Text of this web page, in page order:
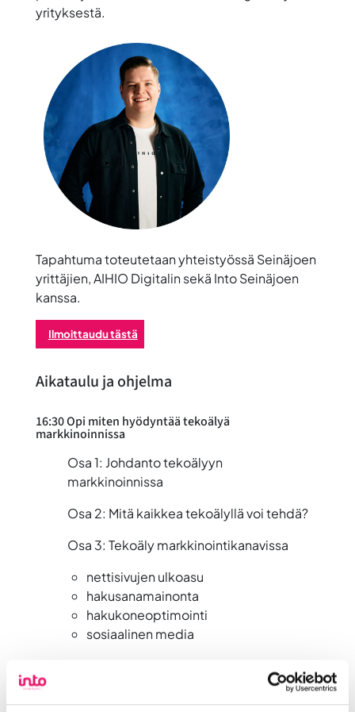
yrityksestä.
Tapahtuma toteutetaan yhteistyössä Seinäjoen
yrittäjien, AIHIO Digitalin sekä Into Seinäjoen
kanssa.
Ilmoittaudu tästä
Aikataulu ja ohjelma
16:30 Opi miten hyödyntää tekoälyä
markkinoinnissa
Osa 1: Johdanto tekoälyyn
markkinoinnissa
Osa 2: Mitä kaikkea tekoälyllä voi tehdä?
Osa 3: Tekoäly markkinointikanavissa
nettisivujen ulkoasu
hakusanamainonta
hakukoneoptimointi
sosiaalinen media
17:30 Kahvit ja verkostoitumista